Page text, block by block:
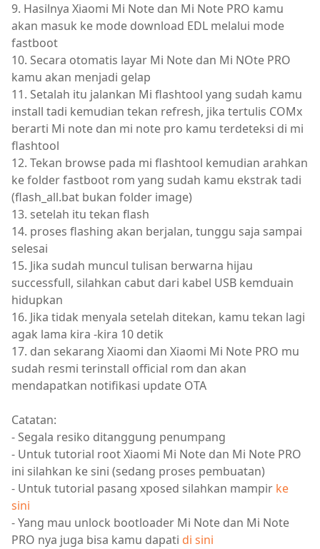
9. Hasilnya Xiaomi Mi Note dan Mi Note PRO kamu
akan masuk ke mode download EDL melalui mode
fastboot
10. Secara otomatis layar Mi Note dan Mi NOte PRO
kamu akan menjadi gelap
11. Setalah itu jalankan Mi flashtool yang sudah kamu
install tadi kemudian tekan refresh, jika tertulis COMx
berarti Mi note dan mi note pro kamu terdeteksi di mi
flashtool
12. Tekan browse pada mi flashtool kemudian arahkan
ke folder fastboot rom yang sudah kamu ekstrak tadi
(flash_all.bat bukan folder image)
13. setelah itu tekan flash
14. proses flashing akan berjalan, tunggu saja sampai
selesai
15. Jika sudah muncul tulisan berwarna hijau
successfull, silahkan cabut dari kabel USB kemduain
hidupkan
16. Jika tidak menyala setelah ditekan, kamu tekan lagi
agak lama kira -kira 10 detik
17. dan sekarang Xiaomi dan Xiaomi Mi Note PRO mu
sudah resmi terinstall official rom dan akan
mendapatkan notifikasi update OTA
Catatan:
- Segala resiko ditanggung penumpang
- Untuk tutorial root Xiaomi Mi Note dan Mi Note PRO
ini silahkan ke sini (sedang proses pembuatan)
- Untuk tutorial pasang xposed silahkan mampir ke
sini
- Yang mau unlock bootloader Mi Note dan Mi Note
PRO nya juga bisa kamu dapati di sini